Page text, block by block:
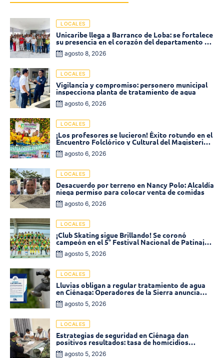
LOCALES
Unicaribe llega a Barranco de Loba: se fortalece
su presencia en el corazón del departamento de
Bolívar
agosto 8, 2026
LOCALES
Vigilancia y compromiso: personero municipal
inspecciona planta de tratamiento de agua
agosto 6, 2026
LOCALES
¡Los profesores se lucieron! Éxito rotundo en el
Encuentro Folclórico y Cultural del Magisterio
2026 en Ciénaga
agosto 6, 2026
LOCALES
Desacuerdo por terreno en Nancy Polo: Alcaldía
niega permiso para colocar venta de comidas
agosto 6, 2026
LOCALES
¡Club Skating sigue Brillando! Se coronó
campeón en el 5° Festival Nacional de Patinaje
«Soledad sobre Ruedas»
agosto 5, 2026
LOCALES
Lluvias obligan a regular tratamiento de agua
en Ciénaga: Operadores de la Sierra anuncia
baja presión en varios sectores
agosto 5, 2026
LOCALES
Estrategias de seguridad en Ciénaga dan
positivos resultados: tasa de homicidios
disminuyó un 58% en 2026
agosto 5, 2026